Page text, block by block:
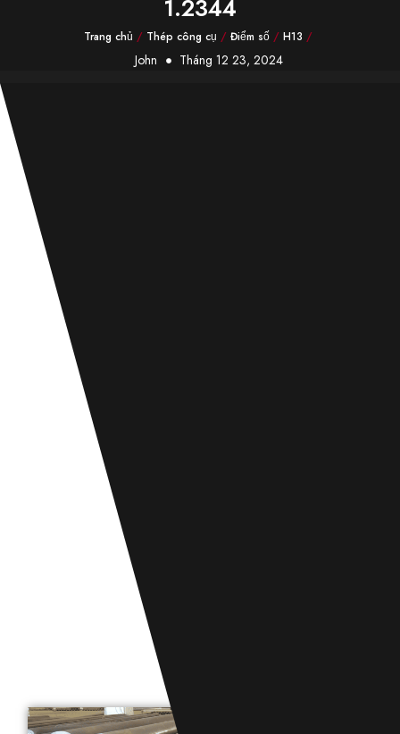
1.2344
Trang chủ / Thép công cụ / Điểm số / H13 /
John Tháng 12 23, 2024